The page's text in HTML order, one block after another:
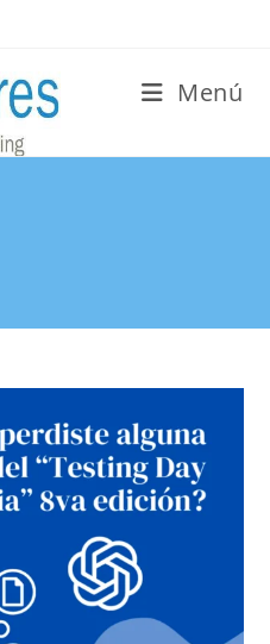
Menú